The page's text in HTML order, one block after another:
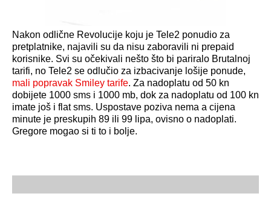
Nakon odlične Revolucije koju je Tele2 ponudio za
pretplatnike, najavili su da nisu zaboravili ni prepaid
korisnike. Svi su očekivali nešto što bi pariralo Brutalnoj
tarifi, no Tele2 se odlučio za izbacivanje lošije ponude,
mali popravak Smiley tarife. Za nadoplatu od 50 kn
dobijete 1000 sms i 1000 mb, dok za nadoplatu od 100 kn
imate još i flat sms. Uspostave poziva nema a cijena
minute je preskupih 89 ili 99 lipa, ovisno o nadoplati.
Gregore mogao si ti to i bolje.